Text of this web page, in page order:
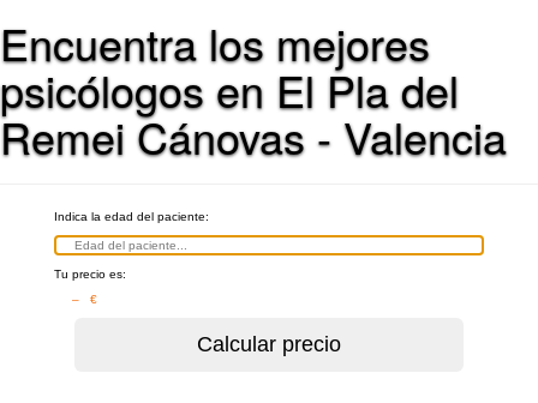
Encuentra los mejores
psicólogos en El Pla del
Remei Cánovas - Valencia
Indica la edad del paciente:
Tu precio es:
– €